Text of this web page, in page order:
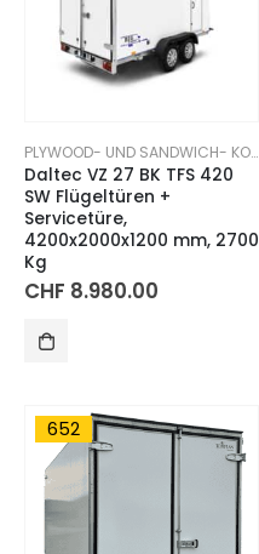
PLYWOOD- UND SANDWICH- KOFFERANHÄNGER
Daltec VZ 27 BK TFS 420
SW Flügeltüren +
Servicetüre,
4200x2000x1200 mm, 2700
Kg
CHF 8.980.00
652